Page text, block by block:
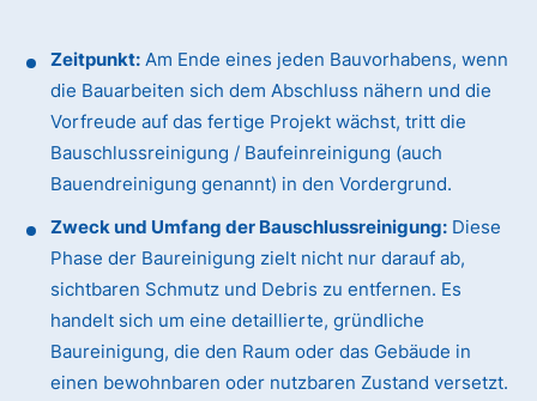
Zeitpunkt: Am Ende eines jeden Bauvorhabens, wenn
die Bauarbeiten sich dem Abschluss nähern und die
Vorfreude auf das fertige Projekt wächst, tritt die
Bauschlussreinigung / Baufeinreinigung (auch
Bauendreinigung genannt) in den Vordergrund.
Zweck und Umfang der Bauschlussreinigung: Diese
Phase der Baureinigung zielt nicht nur darauf ab,
sichtbaren Schmutz und Debris zu entfernen. Es
handelt sich um eine detaillierte, gründliche
Baureinigung, die den Raum oder das Gebäude in
einen bewohnbaren oder nutzbaren Zustand versetzt.